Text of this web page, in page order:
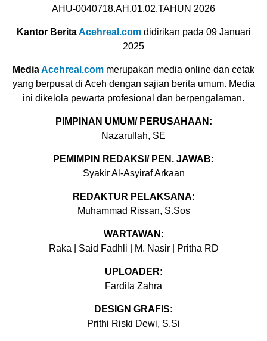
AHU-0040718.AH.01.02.TAHUN 2026
Kantor BeritaAcehreal.comdidirikan pada 09 Januari
2025
MediaAcehreal.com merupakan media online dan cetak
yang berpusat di Aceh dengan sajian berita umum. Media
ini dikelola pewarta profesional dan berpengalaman.
PIMPINAN UMUM/ PERUSAHAAN:
Nazarullah, SE
PEMIMPIN REDAKSI/ PEN. JAWAB:
Syakir Al-Asyiraf Arkaan
REDAKTUR PELAKSANA:
Muhammad Rissan, S.Sos
WARTAWAN:
Raka | Said Fadhli | M. Nasir | Pritha RD
UPLOADER:
Fardila Zahra
DESIGN GRAFIS:
Prithi Riski Dewi, S.Si